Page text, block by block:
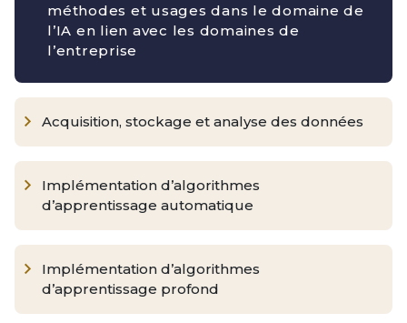
méthodes et usages dans le domaine de
l’IA en lien avec les domaines de
l’entreprise
Acquisition, stockage et analyse des données
Implémentation d’algorithmes
d’apprentissage automatique
Implémentation d’algorithmes
d’apprentissage profond